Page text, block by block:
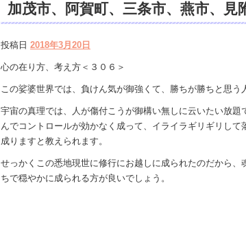
加茂市、阿賀町、三条市、燕市、見
投稿日 2018年3月20日
心の在り方、考え方＜３０６＞
この娑婆世界では、負けん気が御強くて、勝ちが勝ちと思う
宇宙の真理では、人が傷付こうが御構い無しに云いたい放
んでコントロールが効かなく成って、イライラギリギリし
成りますと教えられます。
せっかくこの悉地現世に修行にお越しに成られたのだから
ちで穏やかに成られる方が良いでしょう。